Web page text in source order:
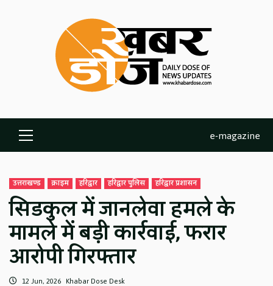
Primary
Menu
e-magazine
उत्तराखण्ड क्राइम हरिद्वार हरिद्वार पुलिस हरिद्वार प्रशासन
सिडकुल में जानलेवा हमले के
मामले में बड़ी कार्रवाई, फरार
आरोपी गिरफ्तार
12 Jun, 2026 Khabar Dose Desk